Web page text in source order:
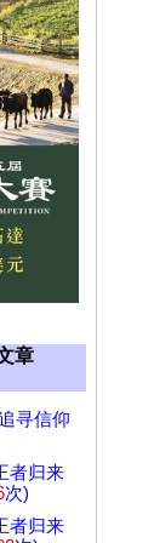
章
寻信仰
者归来
次)
者归来